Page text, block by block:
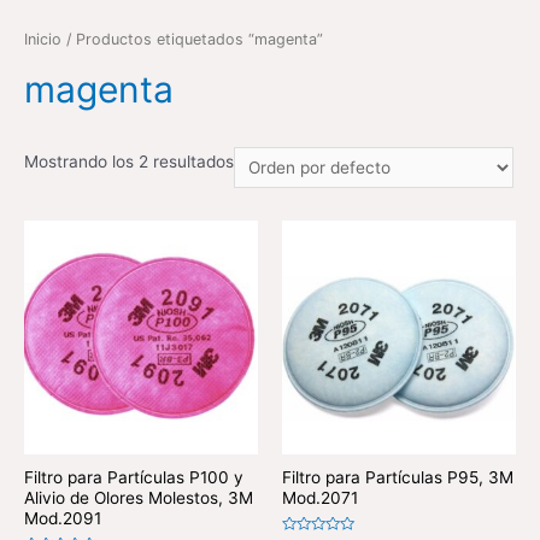
Inicio / Productos etiquetados “magenta”
magenta
Mostrando los 2 resultados
Filtro para Partículas P100 y
Alivio de Olores Molestos, 3M
Mod.2091
Filtro para Partículas P95, 3M
Mod.2071